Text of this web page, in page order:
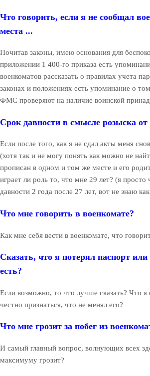
Что говорить, если я не сообщал
места ...
Почитав законы, имею основания для
приложении 1 400-го приказа есть
военкоматов рассказать о правилах учета
законах и положениях есть упоминание о
ФМС проверяют на наличие воинской
Срок давности в смысле розыска от
Если после того, как я не сдал акты меня
(хотя так и не могу понять как можно не
прописан в одном и том же месте и его
играет ли роль то, что мне 29 лет? (я просто
давности 2 года после 27 лет, вот не знаю
Что мне говорить в военкомате?
Как мне себя вести в военкомате, что
Сказать, что я потерял паспорт
есть?
Если возможно, то что лучше сказать? Что я
честно признаться, что не менял его?
Что мне грозит за побег из
И самый главный вопрос, волнующих всех
максимуму грозит?